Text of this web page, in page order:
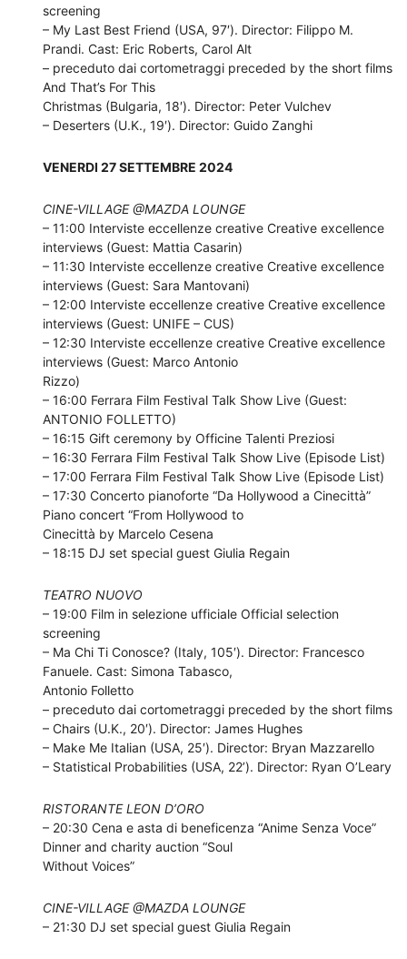
screening
– My Last Best Friend (USA, 97′). Director: Filippo M.
Prandi. Cast: Eric Roberts, Carol Alt
– preceduto dai cortometraggi preceded by the short films
And That’s For This
Christmas (Bulgaria, 18′). Director: Peter Vulchev
– Deserters (U.K., 19′). Director: Guido Zanghi
VENERDI 27 SETTEMBRE 2024
CINE-VILLAGE @MAZDA LOUNGE
– 11:00 Interviste eccellenze creative Creative excellence
interviews (Guest: Mattia Casarin)
– 11:30 Interviste eccellenze creative Creative excellence
interviews (Guest: Sara Mantovani)
– 12:00 Interviste eccellenze creative Creative excellence
interviews (Guest: UNIFE – CUS)
– 12:30 Interviste eccellenze creative Creative excellence
interviews (Guest: Marco Antonio
Rizzo)
– 16:00 Ferrara Film Festival Talk Show Live (Guest:
ANTONIO FOLLETTO)
– 16:15 Gift ceremony by Officine Talenti Preziosi
– 16:30 Ferrara Film Festival Talk Show Live (Episode List)
– 17:00 Ferrara Film Festival Talk Show Live (Episode List)
– 17:30 Concerto pianoforte “Da Hollywood a Cinecittà”
Piano concert “From Hollywood to
Cinecittà by Marcelo Cesena
– 18:15 DJ set special guest Giulia Regain
TEATRO NUOVO
– 19:00 Film in selezione ufficiale Official selection
screening
– Ma Chi Ti Conosce? (Italy, 105′). Director: Francesco
Fanuele. Cast: Simona Tabasco,
Antonio Folletto
– preceduto dai cortometraggi preceded by the short films
– Chairs (U.K., 20′). Director: James Hughes
– Make Me Italian (USA, 25′). Director: Bryan Mazzarello
– Statistical Probabilities (USA, 22’). Director: Ryan O’Leary
RISTORANTE LEON D’ORO
– 20:30 Cena e asta di beneficenza “Anime Senza Voce”
Dinner and charity auction “Soul
Without Voices”
CINE-VILLAGE @MAZDA LOUNGE
– 21:30 DJ set special guest Giulia Regain